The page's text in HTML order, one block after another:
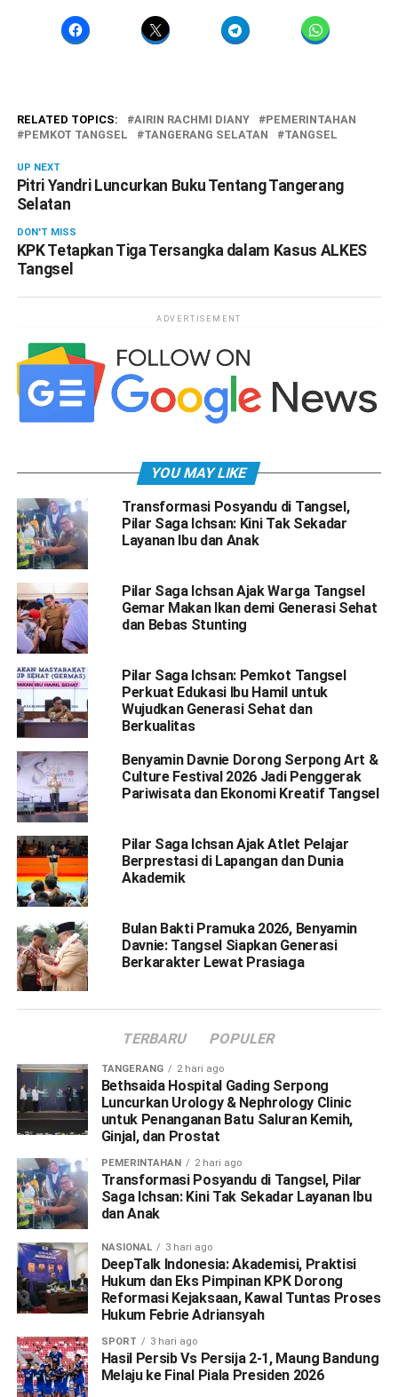
RELATED TOPICS: AIRIN RACHMI DIANY
PEMERINTAHAN
PEMKOT TANGSEL
TANGERANG SELATAN TANGSEL
UP NEXT
Pitri Yandri Luncurkan Buku Tentang Tangerang
Selatan
DON'T MISS
KPK Tetapkan Tiga Tersangka dalam Kasus ALKES
Tangsel
ADVERTISEMENT
YOU MAY LIKE
Transformasi Posyandu di Tangsel,
Pilar Saga Ichsan: Kini Tak Sekadar
Layanan Ibu dan Anak
Pilar Saga Ichsan Ajak Warga Tangsel
Gemar Makan Ikan demi Generasi Sehat
dan Bebas Stunting
Pilar Saga Ichsan: Pemkot Tangsel
Perkuat Edukasi Ibu Hamil untuk
Wujudkan Generasi Sehat dan
Berkualitas
Benyamin Davnie Dorong Serpong Art &
Culture Festival 2026 Jadi Penggerak
Pariwisata dan Ekonomi Kreatif Tangsel
Pilar Saga Ichsan Ajak Atlet Pelajar
Berprestasi di Lapangan dan Dunia
Akademik
Bulan Bakti Pramuka 2026, Benyamin
Davnie: Tangsel Siapkan Generasi
Berkarakter Lewat Prasiaga
TERBARU POPULER
TANGERANG 2 hari ago
Bethsaida Hospital Gading Serpong
Luncurkan Urology & Nephrology Clinic
untuk Penanganan Batu Saluran Kemih,
Ginjal, dan Prostat
PEMERINTAHAN 2 hari ago
Transformasi Posyandu di Tangsel, Pilar
Saga Ichsan: Kini Tak Sekadar Layanan Ibu
dan Anak
NASIONAL 3 hari ago
DeepTalk Indonesia: Akademisi, Praktisi
Hukum dan Eks Pimpinan KPK Dorong
Reformasi Kejaksaan, Kawal Tuntas Proses
Hukum Febrie Adriansyah
SPORT 3 hari ago
Hasil Persib Vs Persija 2-1, Maung Bandung
Melaju ke Final Piala Presiden 2026